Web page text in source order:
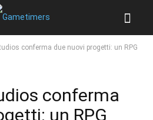
conferma due nuovi progetti: un RPG
conferma
un RPG